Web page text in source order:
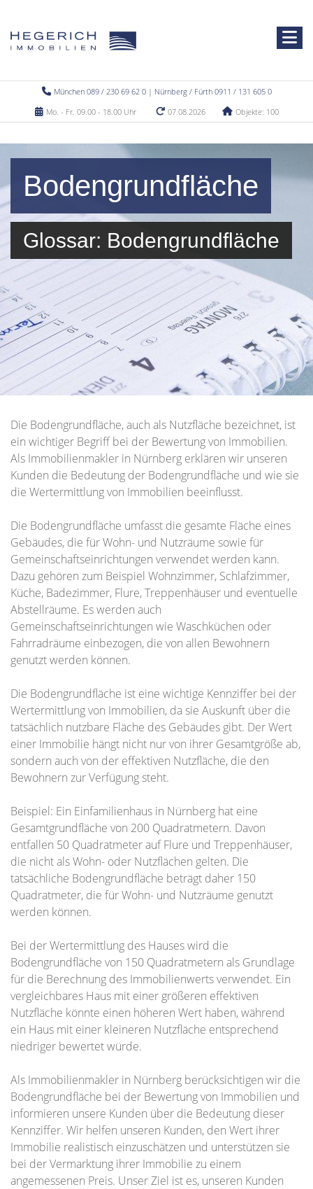
München 089 / 230 69 62 0 | Nürnberg / Fürth 0911 / 131 605 0
Mo. - Fr. 09.00 - 18.00 Uhr
07.08.2026 Objekte: 100
Bodengrundfläche
Glossar: Bodengrundfläche
Die Bodengrundfläche, auch als Nutzfläche bezeichnet, ist
ein wichtiger Begriff bei der Bewertung von Immobilien.
Als Immobilienmakler in Nürnberg erklären wir unseren
Kunden die Bedeutung der Bodengrundfläche und wie sie
die Wertermittlung von Immobilien beeinflusst.
Die Bodengrundfläche umfasst die gesamte Fläche eines
Gebäudes, die für Wohn- und Nutzräume sowie für
Gemeinschaftseinrichtungen verwendet werden kann.
Dazu gehören zum Beispiel Wohnzimmer, Schlafzimmer,
Küche, Badezimmer, Flure, Treppenhäuser und eventuelle
Abstellräume. Es werden auch
Gemeinschaftseinrichtungen wie Waschküchen oder
Fahrradräume einbezogen, die von allen Bewohnern
genutzt werden können.
Die Bodengrundfläche ist eine wichtige Kennziffer bei der
Wertermittlung von Immobilien, da sie Auskunft über die
tatsächlich nutzbare Fläche des Gebäudes gibt. Der Wert
einer Immobilie hängt nicht nur von ihrer Gesamtgröße ab,
sondern auch von der effektiven Nutzfläche, die den
Bewohnern zur Verfügung steht.
Beispiel: Ein Einfamilienhaus in Nürnberg hat eine
Gesamtgrundfläche von 200 Quadratmetern. Davon
entfallen 50 Quadratmeter auf Flure und Treppenhäuser,
die nicht als Wohn- oder Nutzflächen gelten. Die
tatsächliche Bodengrundfläche beträgt daher 150
Quadratmeter, die für Wohn- und Nutzräume genutzt
werden können.
Bei der Wertermittlung des Hauses wird die
Bodengrundfläche von 150 Quadratmetern als Grundlage
für die Berechnung des Immobilienwerts verwendet. Ein
vergleichbares Haus mit einer größeren effektiven
Nutzfläche könnte einen höheren Wert haben, während
ein Haus mit einer kleineren Nutzfläche entsprechend
niedriger bewertet würde.
Als Immobilienmakler in Nürnberg berücksichtigen wir die
Bodengrundfläche bei der Bewertung von Immobilien und
informieren unsere Kunden über die Bedeutung dieser
Kennziffer. Wir helfen unseren Kunden, den Wert ihrer
Immobilie realistisch einzuschätzen und unterstützen sie
bei der Vermarktung ihrer Immobilie zu einem
angemessenen Preis. Unser Ziel ist es, unseren Kunden